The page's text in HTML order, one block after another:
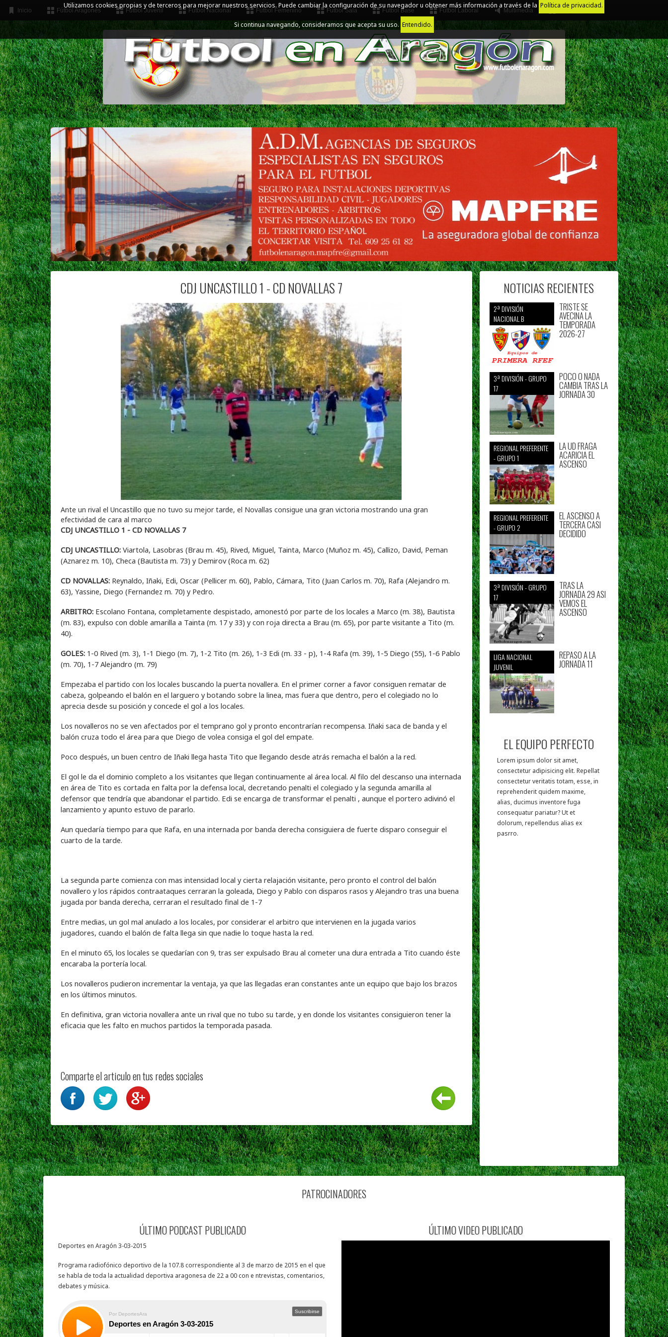
Utilizamos cookies propias y de terceros para mejorar nuestros servicios. Puede cambiar la configuración de su navegador u obtener más información a través de la Política de privacidad.
Si continua navegando, consideramos que acepta su uso. Entendido.
Inicio Fútbol Aragonés Fútbol Juvenil Fútbol Nacional Fútbol Femenino Fútbol Sala Fútbol Base Fútbol Laboral Multimedia Juego Limpio
CDJ UNCASTILLO 1 - CD NOVALLAS 7
Ante un rival el Uncastillo que no tuvo su mejor tarde, el Novallas consigue una gran victoria mostrando una gran
efectividad de cara al marco
CDJ UNCASTILLO 1 - CD NOVALLAS 7
CDJ UNCASTILLO: Viartola, Lasobras (Brau m. 45), Rived, Miguel, Tainta, Marco (Muñoz m. 45), Callizo, David, Peman
(Aznarez m. 10), Checa (Bautista m. 73) y Demirov (Roca m. 62)
CD NOVALLAS: Reynaldo, Iñaki, Edi, Oscar (Pellicer m. 60), Pablo, Cámara, Tito (Juan Carlos m. 70), Rafa (Alejandro m.
63), Yassine, Diego (Fernandez m. 70) y Pedro.
ARBITRO: Escolano Fontana, completamente despistado, amonestó por parte de los locales a Marco (m. 38), Bautista
(m. 83), expulso con doble amarilla a Tainta (m. 17 y 33) y con roja directa a Brau (m. 65), por parte visitante a Tito (m.
40).
GOLES: 1-0 Rived (m. 3), 1-1 Diego (m. 7), 1-2 Tito (m. 26), 1-3 Edi (m. 33 - p), 1-4 Rafa (m. 39), 1-5 Diego (55), 1-6 Pablo
(m. 70), 1-7 Alejandro (m. 79)
Empezaba el partido con los locales buscando la puerta novallera. En el primer corner a favor consiguen rematar de
cabeza, golpeando el balón en el larguero y botando sobre la linea, mas fuera que dentro, pero el colegiado no lo
aprecia desde su posición y concede el gol a los locales.
Los novalleros no se ven afectados por el temprano gol y pronto encontrarían recompensa. Iñaki saca de banda y el
balón cruza todo el área para que Diego de volea consiga el gol del empate.
Poco después, un buen centro de Iñaki llega hasta Tito que llegando desde atrás remacha el balón a la red.
El gol le da el dominio completo a los visitantes que llegan continuamente al área local. Al filo del descanso una internada
en área de Tito es cortada en falta por la defensa local, decretando penalti el colegiado y la segunda amarilla al
defensor que tendría que abandonar el partido. Edi se encarga de transformar el penalti , aunque el portero adivinó el
lanzamiento y apunto estuvo de pararlo.
Aun quedaría tiempo para que Rafa, en una internada por banda derecha consiguiera de fuerte disparo conseguir el
cuarto de la tarde.
La segunda parte comienza con mas intensidad local y cierta relajación visitante, pero pronto el control del balón
novallero y los rápidos contraataques cerraran la goleada, Diego y Pablo con disparos rasos y Alejandro tras una buena
jugada por banda derecha, cerraran el resultado final de 1-7
Entre medias, un gol mal anulado a los locales, por considerar el arbitro que intervienen en la jugada varios
jugadores, cuando el balón de falta llega sin que nadie lo toque hasta la red.
En el minuto 65, los locales se quedarían con 9, tras ser expulsado Brau al cometer una dura entrada a Tito cuando éste
encaraba la portería local.
Los novalleros pudieron incrementar la ventaja, ya que las llegadas eran constantes ante un equipo que bajo los brazos
en los últimos minutos.
En definitiva, gran victoria novallera ante un rival que no tubo su tarde, y en donde los visitantes consiguieron tener la
eficacia que les falto en muchos partidos la temporada pasada.
Comparte el articulo en tus redes sociales
NOTICIAS RECIENTES
2ª DIVISIÓN
NACIONAL B
TRISTE SE
AVECINA LA
TEMPORADA
2026-27
3ª DIVISIÓN - GRUPO
17
POCO O NADA
CAMBIA TRAS LA
JORNADA 30
REGIONAL PREFERENTE
- GRUPO 1
LA UD FRAGA
ACARICIA EL
ASCENSO
REGIONAL PREFERENTE
- GRUPO 2
EL ASCENSO A
TERCERA CASI
DECIDIDO
3ª DIVISIÓN - GRUPO
17
TRAS LA
JORNADA 29 ASI
VEMOS EL
ASCENSO
LIGA NACIONAL
JUVENIL
REPASO A LA
JORNADA 11
EL EQUIPO PERFECTO
Lorem ipsum dolor sit amet,
consectetur adipisicing elit. Repellat
consectetur veritatis totam, esse, in
reprehenderit quidem maxime,
alias, ducimus inventore fuga
consequatur pariatur? Ut et
dolorum, repellendus alias ex
pasrro.
PATROCINADORES
ÚLTIMO PODCAST PUBLICADO
Deportes en Aragón 3-03-2015
Programa radiofónico deportivo de la 107.8 correspondiente al 3 de marzo de 2015 en el que
se habla de toda la actualidad deportiva aragonesa de 22 a 00 con e ntrevistas, comentarios,
debates y música.
ÚLTIMO VIDEO PUBLICADO